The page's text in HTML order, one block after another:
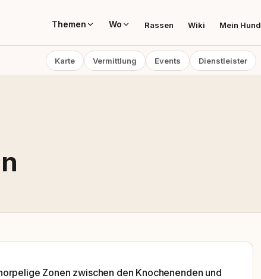
Themen Wo Rassen Wiki Mein Hund
Karte Vermittlung Events Dienstleister
Zonen zwischen den Knochenenden und